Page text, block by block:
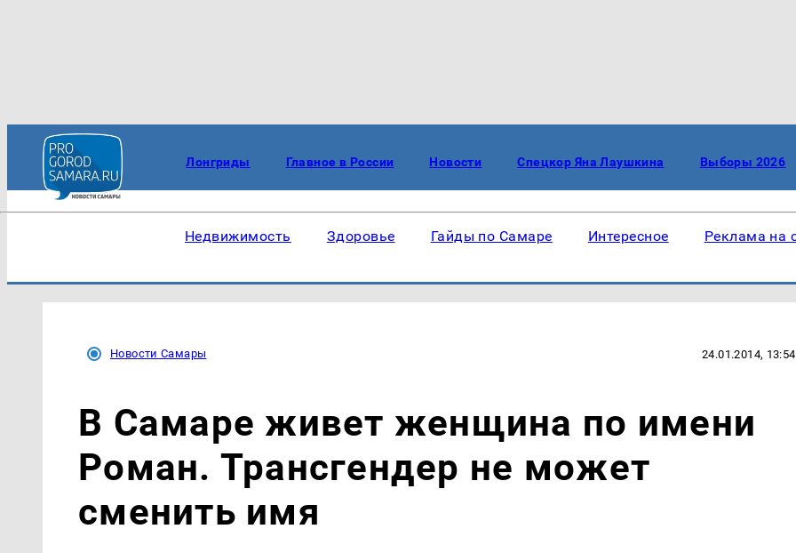
Лонгриды Главное в России Новости Спецкор Яна Лаушкина Выборы 2026
Недвижимость Здоровье Гайды по Самаре Интересное Реклама на
Новости Самары 24.01.2014, 13:54
В Самаре живет женщина по имени
Роман. Трансгендер не может
сменить имя